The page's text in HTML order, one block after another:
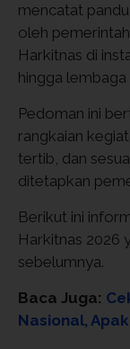
mencatat
oleh
Harkitnas di
hingga lembaga
Pedoman ini
rangkaian
tertib, dan
ditetapkan
Berikut ini
Harkitnas 2026
sebelumnya.
Baca Juga:
Nasional,